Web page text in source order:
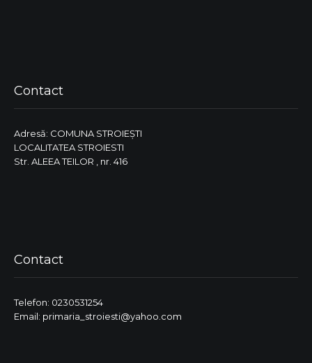
Contact
Adresă: COMUNA STROIEŞTI
LOCALITATEA STROIESTI
Str. ALEEA TEILOR , nr. 416
Contact
Telefon: 0230531254
Email: primaria_stroiesti@yahoo.com